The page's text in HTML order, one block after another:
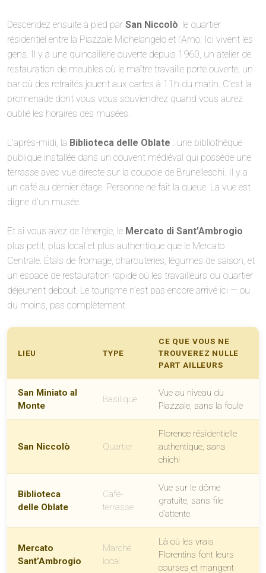
Descendez ensuite à pied par San Niccolò, le quartier
résidentiel entre la Piazzale Michelangelo et l’Arno. Ici vivent les
gens. Il y a une quincaillerie ouverte depuis 1960, un atelier de
restauration de meubles où le maître travaille porte ouverte, un
bar où des retraités jouent aux cartes à 11h du matin. C’est la
promenade dont vous vous souviendrez quand vous aurez
oublié les horaires des musées.
L’après-midi, la Biblioteca delle Oblate : une bibliothèque
publique installée dans un couvent médiéval qui possède une
terrasse avec vue directe sur la coupole de Brunelleschi. Il y a
un café au dernier étage. Personne ne fait la queue. La vue est
digne d’un musée.
Et si vous avez de l’énergie, le Mercato di Sant’Ambrogio :
plus petit, plus local et plus authentique que le Mercato
Centrale. Étals de fromage, charcuteries, légumes de saison, et
un espace de restauration rapide où les travailleurs du quartier
déjeunent debout. Le tourisme n’est pas encore arrivé ici — ou
du moins, pas complètement.
LIEU TYPE
CE QUE VOUS NE
TROUVEREZ NULLE
PART AILLEURS
San Miniato al
Monte
Basilique
Vue au niveau du
Piazzale, sans la foule
San Niccolò Quartier
Florence résidentielle
authentique, sans
chichi
Biblioteca
delle Oblate
Café-
terrasse
Vue sur le dôme
gratuite, sans file
d’attente
Mercato
Sant’Ambrogio
Marché
local
Là où les vrais
Florentins font leurs
courses et mangent